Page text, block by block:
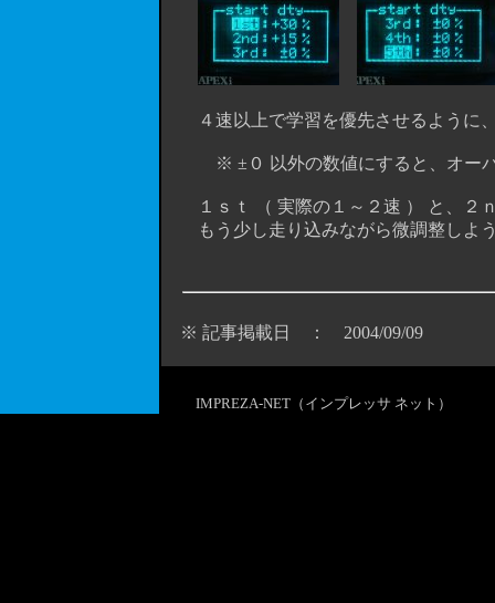
４速以上で学習を優先させるように、
※ ±０ 以外の数値にすると、オーバ
１ｓｔ （ 実際の１～２速 ） と、２
もう少し走り込みながら微調整しよ
※ 記事掲載日 ： 2004/09/09
IMPREZA-NET（インプレッサ ネット）